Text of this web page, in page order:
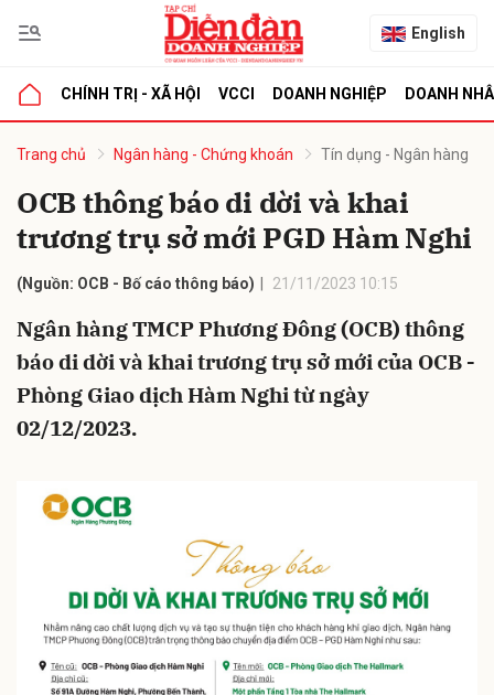
English
CHÍNH TRỊ - XÃ HỘI VCCI DOANH NGHIỆP DOANH
Trang chủ Ngân hàng - Chứng khoán Tín dụng - Ngân hàng
OCB thông báo di dời và khai
trương trụ sở mới PGD Hàm Nghi
(Nguồn: OCB - Bố cáo thông báo) 21/11/2023 10:15
Ngân hàng TMCP Phương Đông (OCB) thông
báo di dời và khai trương trụ sở mới của OCB -
Phòng Giao dịch Hàm Nghi từ ngày
02/12/2023.
luận
Hủy